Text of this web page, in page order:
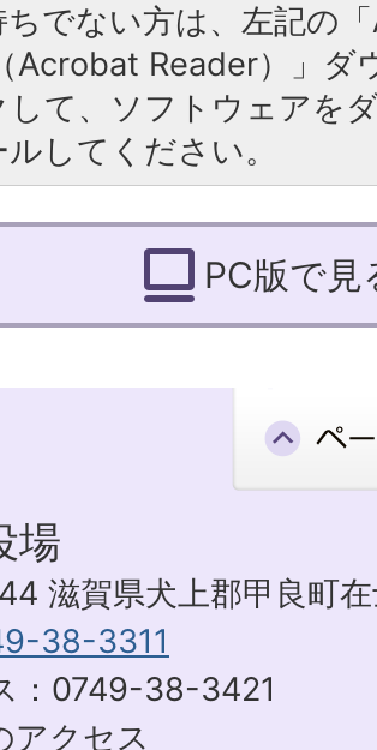
でない方は、左記の
Acrobat Reader）」ダ
して、ソフトウェアを
してください。
PC版で見
場
滋賀県犬上郡甲良町
38-3311
：0749-38-3421
アクセス